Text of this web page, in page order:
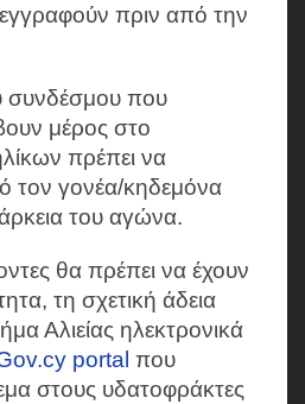
πριν από την
συνδέσμου που
μέρος στο
πρέπει να
τον γονέα/κηδεμόνα
του αγώνα.
θα πρέπει να έχουν
τη σχετική άδεια
Αλιείας ηλεκτρονικά
portal που
στους υδατοφράκτες